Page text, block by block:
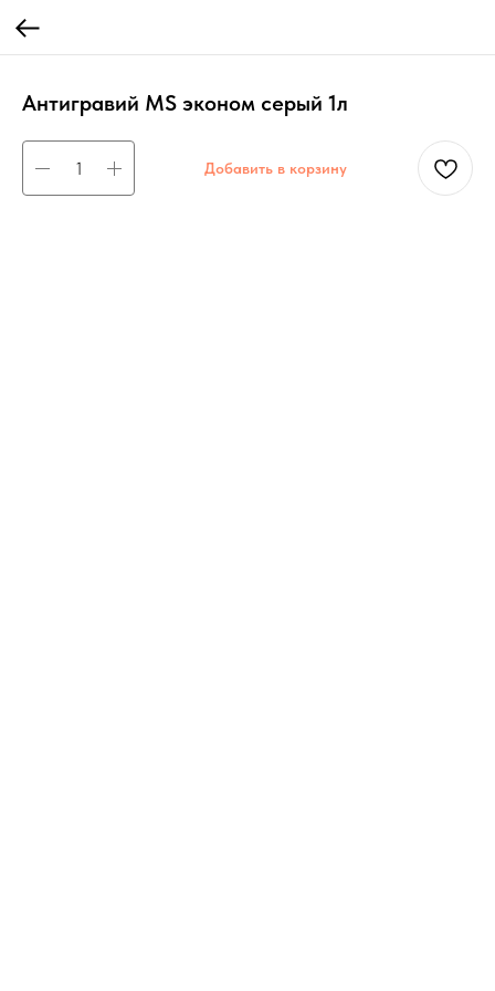
Антигравий MS эконом серый 1л
Добавить в корзину